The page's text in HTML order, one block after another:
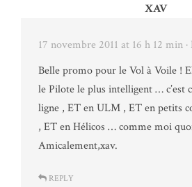
XAV
17 novembre 2011 at 16 h 12 min
Belle promo pour le Vol à Voile !
le Pilote le plus intelligent … c’est
ligne , ET en ULM , ET en petits
, ET en Hélicos … comme moi
Amicalement,xav.
REPLY